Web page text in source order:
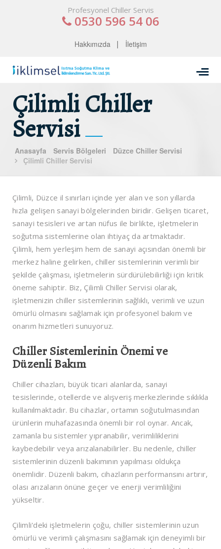
Profesyonel Chiller Servis
0530 596 54 06
Hakkımızda İletişim
Çilimli Chiller
Servisi
Anasayfa Servis Bölgeleri
Düzce Chiller Servisi
Çilimli Chiller Servisi
Çilimli, Düzce il sınırları içinde yer alan ve son yıllarda
hızla gelişen sanayi bölgelerinden biridir. Gelişen ticaret,
sanayi tesisleri ve artan nüfus ile birlikte, işletmelerin
soğutma sistemlerine olan ihtiyaç da artmaktadır.
Çilimli, hem yerleşim hem de sanayi açısından önemli bir
merkez haline gelirken, chiller sistemlerinin verimli bir
şekilde çalışması, işletmelerin sürdürülebilirliği için kritik
öneme sahiptir. Biz, Çilimli Chiller Servisi olarak,
işletmenizin chiller sistemlerinin sağlıklı, verimli ve uzun
ömürlü olmasını sağlamak için profesyonel bakım ve
onarım hizmetleri sunuyoruz.
Chiller Sistemlerinin Önemi ve
Düzenli Bakım
Chiller cihazları, büyük ticari alanlarda, sanayi
tesislerinde, otellerde ve alışveriş merkezlerinde sıklıkla
kullanılmaktadır. Bu cihazlar, ortamın soğutulmasından
ürünlerin muhafazasında önemli bir rol oynar. Ancak,
zamanla bu sistemler yıpranabilir, verimliliklerini
kaybedebilir veya arızalanabilirler. Bu nedenle, chiller
sistemlerinin düzenli bakımının yapılması oldukça
önemlidir. Düzenli bakım, cihazların performansını artırır,
olası arızaların önüne geçer ve enerji verimliliğini
yükseltir.
Çilimli'deki işletmelerin çoğu, chiller sistemlerinin uzun
ömürlü ve verimli çalışmasını sağlamak için deneyimli bir